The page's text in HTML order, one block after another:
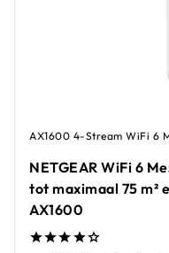
AX1600 4-Stream WiFi 6
NETGEAR WiFi 6
tot maximaal 75 m²
AX1600